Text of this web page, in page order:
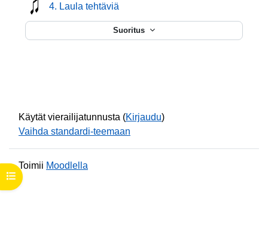
Avaa kurssisisältö
4. Laula tehtäviä
Suoritus
Käytät vierailijatunnusta (Kirjaudu)
Vaihda standardi-teemaan
Toimii Moodlella